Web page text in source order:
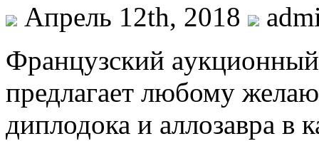
Апрель 12th, 2018
Фрaнцузский
предлагает любому
диплодока и аллозавра в